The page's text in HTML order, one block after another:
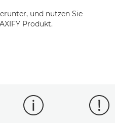
und nutzen Sie
Produkt.